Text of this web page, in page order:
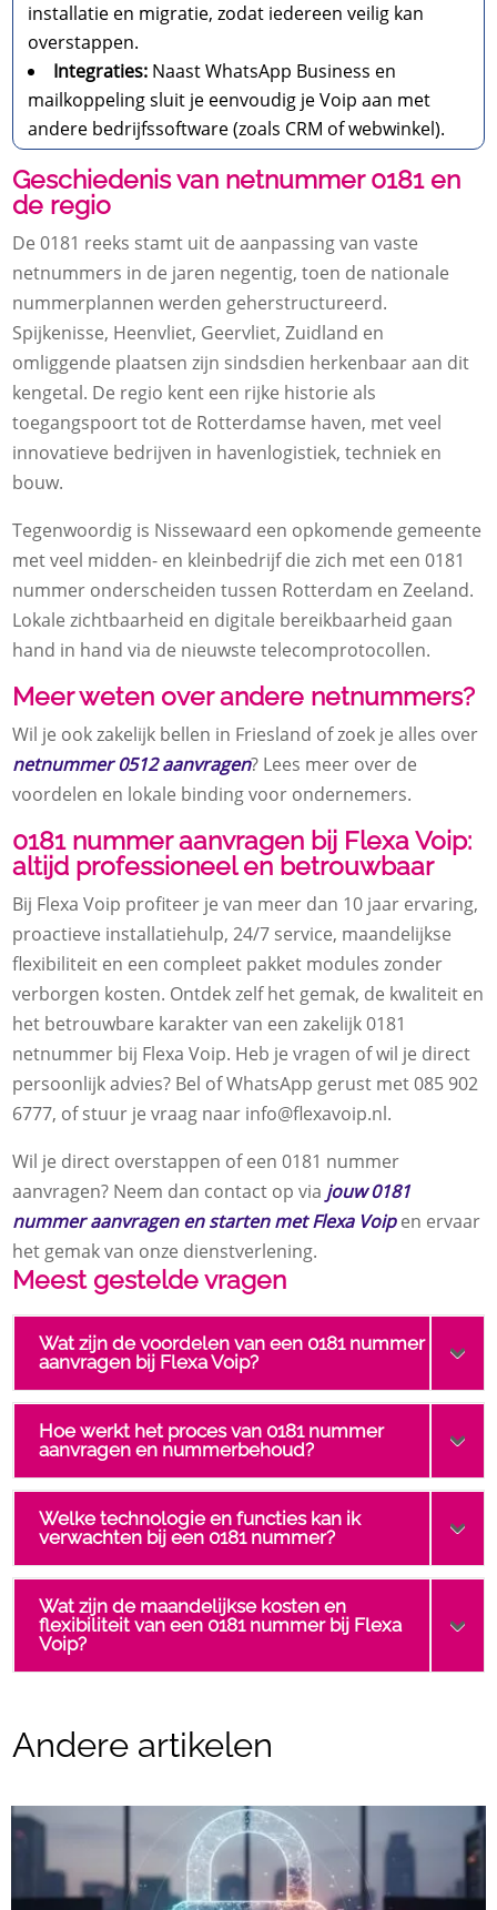
installatie en migratie, zodat iedereen veilig kan
overstappen.
Integraties: Naast WhatsApp Business en
mailkoppeling sluit je eenvoudig je Voip aan met
andere bedrijfssoftware (zoals CRM of webwinkel).
Geschiedenis van netnummer 0181 en
de regio
De 0181 reeks stamt uit de aanpassing van vaste
netnummers in de jaren negentig, toen de nationale
nummerplannen werden geherstructureerd.
Spijkenisse, Heenvliet, Geervliet, Zuidland en
omliggende plaatsen zijn sindsdien herkenbaar aan dit
kengetal. De regio kent een rijke historie als
toegangspoort tot de Rotterdamse haven, met veel
innovatieve bedrijven in havenlogistiek, techniek en
bouw.
Tegenwoordig is Nissewaard een opkomende gemeente
met veel midden- en kleinbedrijf die zich met een 0181
nummer onderscheiden tussen Rotterdam en Zeeland.
Lokale zichtbaarheid en digitale bereikbaarheid gaan
hand in hand via de nieuwste telecomprotocollen.
Meer weten over andere netnummers?
Wil je ook zakelijk bellen in Friesland of zoek je alles over
netnummer 0512 aanvragen? Lees meer over de
voordelen en lokale binding voor ondernemers.
0181 nummer aanvragen bij Flexa Voip:
altijd professioneel en betrouwbaar
Bij Flexa Voip profiteer je van meer dan 10 jaar ervaring,
proactieve installatiehulp, 24/7 service, maandelijkse
flexibiliteit en een compleet pakket modules zonder
verborgen kosten. Ontdek zelf het gemak, de kwaliteit en
het betrouwbare karakter van een zakelijk 0181
netnummer bij Flexa Voip. Heb je vragen of wil je direct
persoonlijk advies? Bel of WhatsApp gerust met 085 902
6777, of stuur je vraag naar info@flexavoip.nl.
Wil je direct overstappen of een 0181 nummer
aanvragen? Neem dan contact op via jouw 0181
nummer aanvragen en starten met Flexa Voipen ervaar
het gemak van onze dienstverlening.
Meest gestelde vragen
Wat zijn de voordelen van een 0181 nummer
aanvragen bij Flexa Voip?
Hoe werkt het proces van 0181 nummer
aanvragen en nummerbehoud?
Welke technologie en functies kan ik
verwachten bij een 0181 nummer?
Wat zijn de maandelijkse kosten en
flexibiliteit van een 0181 nummer bij Flexa
Voip?
Andere artikelen